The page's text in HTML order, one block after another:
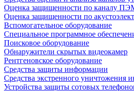
Оценка защищенности по каналу
Оценка защищенности по
Вспомогательное оборудование
Специальное программное
Поисковое оборудование
Обнаружители скрытых видеокамер
Рентгеновское оборудование
Средства защиты информации
Средства экстренного уничтожения
Устройства защиты сотовых